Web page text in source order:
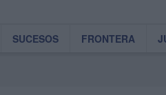
SUCESOS FRONTERA